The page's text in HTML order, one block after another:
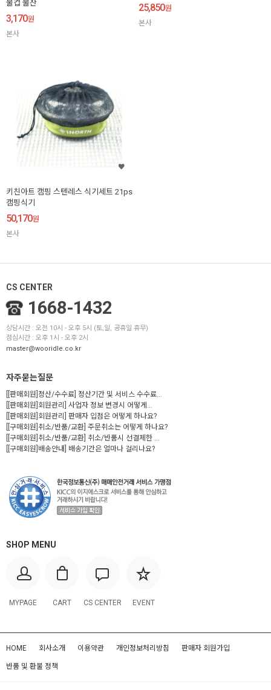
물컵 물잔
3,170원
본사
25,850원
본사
키친아트 캠핑 스텐레스 식기세트 21ps
캠핑식기
50,170원
본사
CS CENTER
1668-1432
상담시간 : 오전 10시 - 오후 5시 (토,일, 공휴일 휴무)
점심시간 : 오후 1시 - 오후 2시
master@wooridle.co.kr
자주묻는질문
[[판매회원]정산/수수료] 정산기간 및 서비스 수수료...
[[판매회원]회원관리] 사업자 정보 변경시 어떻게...
[[판매회원]회원관리] 판매자 입점은 어떻게 하나요?
[[구매회원]취소/반품/교환] 주문취소는 어떻게 하나요?
[[구매회원]취소/반품/교환] 취소/반품시 선결제한 ...
[[구매회원]배송안내] 배송기간은 얼마나 걸리나요?
SHOP MENU
MYPAGE CART CS CENTER EVENT
HOME 회사소개 이용약관 개인정보처리방침 판매자 회원가입
반품 및 환불 정책